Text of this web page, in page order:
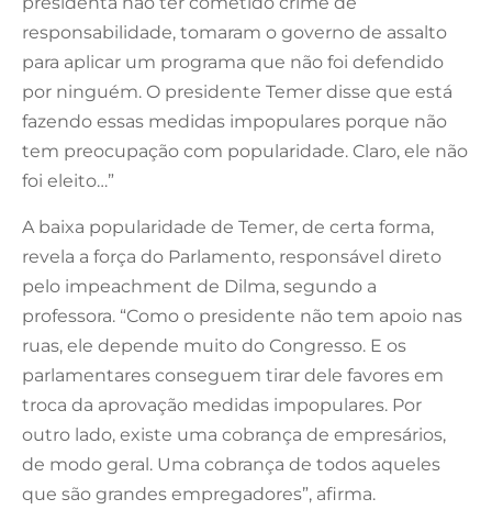
responsabilidade, tomaram o governo de assalto
para aplicar um programa que não foi defendido
por ninguém. O presidente Temer disse que está
fazendo essas medidas impopulares porque não
tem preocupação com popularidade. Claro, ele não
foi eleito…”
A baixa popularidade de Temer, de certa forma,
revela a força do Parlamento, responsável direto
pelo impeachment de Dilma, segundo a
professora. “Como o presidente não tem apoio nas
ruas, ele depende muito do Congresso. E os
parlamentares conseguem tirar dele favores em
troca da aprovação medidas impopulares. Por
outro lado, existe uma cobrança de empresários,
de modo geral. Uma cobrança de todos aqueles
que são grandes empregadores”, afirma.